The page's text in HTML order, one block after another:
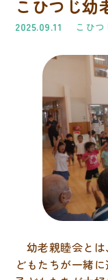
園
施
コ
災
情
園生
年
こひつじ幼
2025.09.11 こひ
幼老親睦会とは
どもたちが一緒